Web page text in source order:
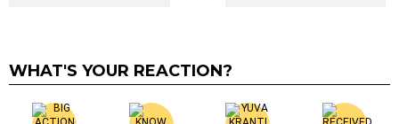
WHAT'S YOUR REACTION?